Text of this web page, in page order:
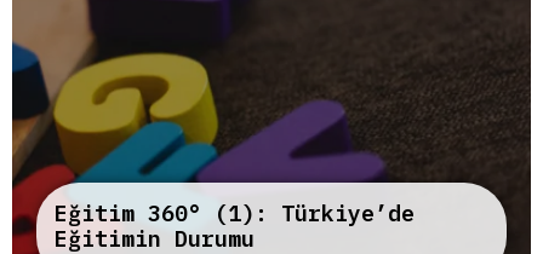
Eğitim 360° (1): Türkiye’de
Eğitimin Durumu